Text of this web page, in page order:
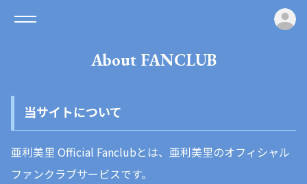
About FANCLUB
当サイトについて
亜利美里 Official Fanclubとは、亜利美里のオフィシャル
ファンクラブサービスです。